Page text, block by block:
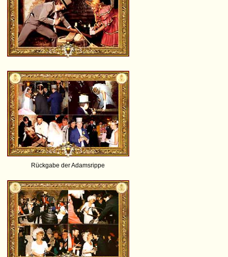
Rückgabe der Adamsrippe